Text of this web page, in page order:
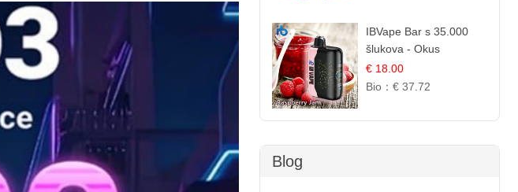
IBVape Bar s 35.000
šlukova - Okus
Malinova Džema |
Slatka Voćna Aroma
€ 18.00
Bio： € 37.72
Blog